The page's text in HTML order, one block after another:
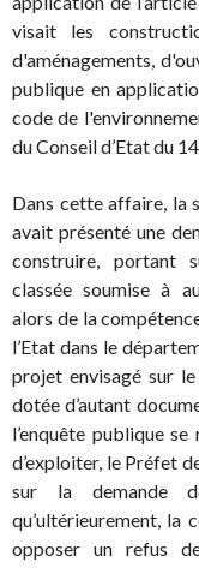
visait les
d'aménagements,
publique en
code de
du Conseil d’Etat du
Dans cette affaire, la
avait présenté une
construire, portant
classée soumise à
alors de la
l’Etat dans le
projet envisagé sur le
dotée d’autant
l’enquête publique
d’exploiter, le Préfet
sur la demande
qu’ultérieurement, la
opposer un refus